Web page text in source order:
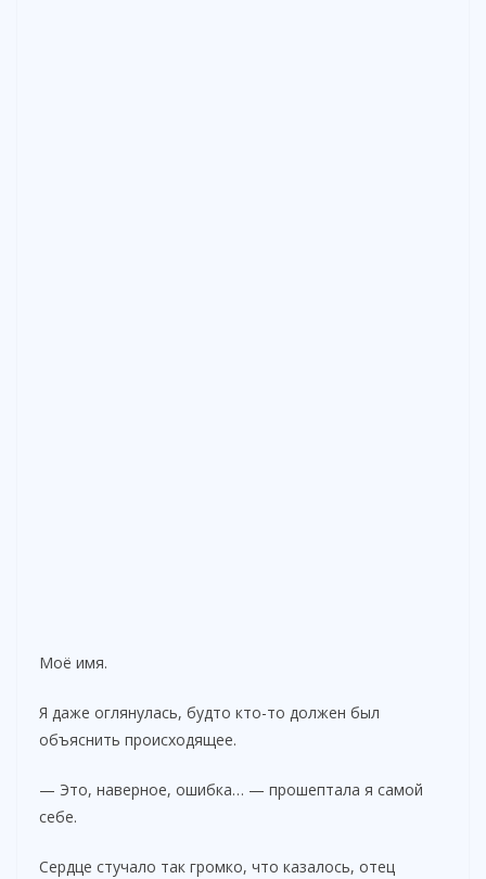
Моё имя.
Я даже оглянулась, будто кто-то должен был
объяснить происходящее.
— Это, наверное, ошибка… — прошептала я самой
себе.
Сердце стучало так громко, что казалось, отец